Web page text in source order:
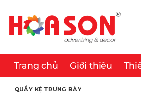
content
Trang chủ Giới thiệu
QUẦY KỆ TRƯNG BÀY